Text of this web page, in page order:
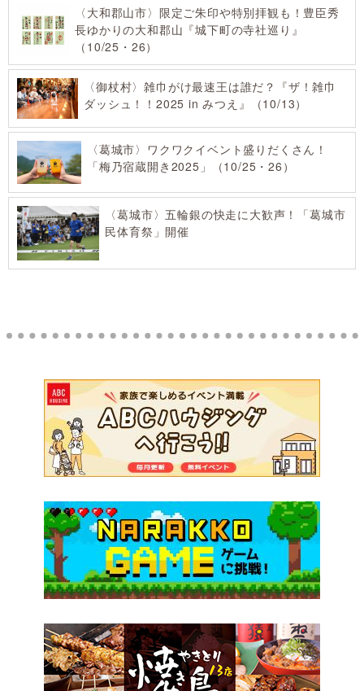
〈大和郡山市〉限定ご朱印や特別拝観も！豊臣秀
長ゆかりの大和郡山『城下町の寺社巡り』
（10/25・26）
〈御杖村〉雑巾がけ最速王は誰だ？『ザ！雑巾
ダッシュ！！2025 in みつえ』（10/13）
〈葛城市〉ワクワクイベント盛りだくさん！
「梅乃宿蔵開き2025」（10/25・26）
〈葛城市〉五輪銀の快走に大歓声！「葛城市
民体育祭」開催